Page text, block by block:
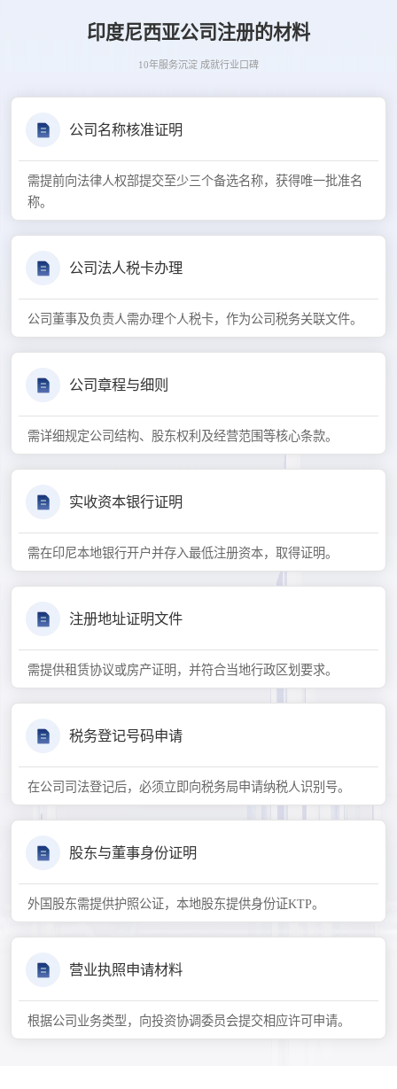
印度尼西亚公司注册的材料
10年服务沉淀 成就行业口碑
公司名称核准证明
需提前向法律人权部提交至少三个备选名称，获得唯一批准名
称。
公司法人税卡办理
公司董事及负责人需办理个人税卡，作为公司税务关联文件。
公司章程与细则
需详细规定公司结构、股东权利及经营范围等核心条款。
实收资本银行证明
需在印尼本地银行开户并存入最低注册资本，取得证明。
注册地址证明文件
需提供租赁协议或房产证明，并符合当地行政区划要求。
税务登记号码申请
在公司司法登记后，必须立即向税务局申请纳税人识别号。
股东与董事身份证明
外国股东需提供护照公证，本地股东提供身份证KTP。
营业执照申请材料
根据公司业务类型，向投资协调委员会提交相应许可申请。